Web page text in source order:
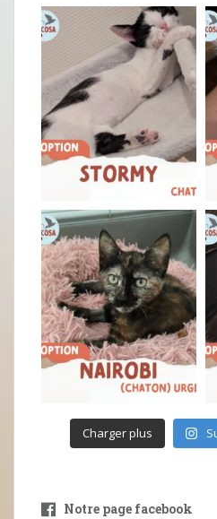
Charger plus
Notre page facebook